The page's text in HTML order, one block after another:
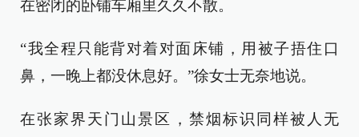
在密闭的卧铺车厢里久久不散。
“我全程只能背对着对面床铺，用被子捂住口
鼻，一晚上都没休息好。”徐女士无奈地说。
在张家界天门山景区，禁烟标识同样被人无